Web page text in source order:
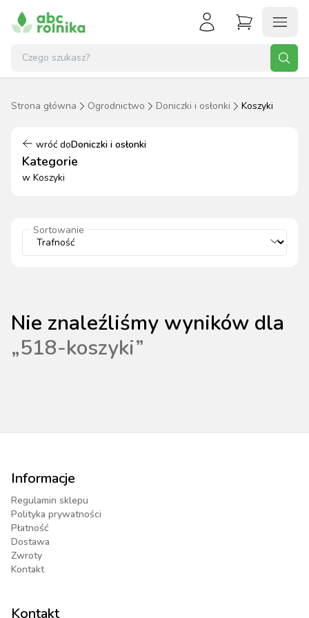
Strona główna Ogrodnictwo Doniczki i osłonki Koszyki
wróć doDoniczki i osłonki
Kategorie
w Koszyki
Sortowanie
Nie znaleźliśmy wyników dla
„518-koszyki”
Informacje
Regulamin sklepu
Polityka prywatności
Płatność
Dostawa
Zwroty
Kontakt
Kontakt